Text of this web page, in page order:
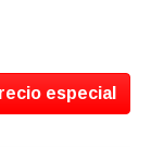
especial